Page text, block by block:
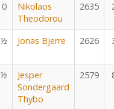
0
Nikolaos
Theodorou
2635
½ Jonas Bjerre 2626
½
Jesper
Sondergaard
Thybo
2579